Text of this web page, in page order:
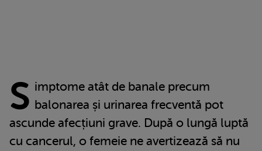
S imptome atât de banale precum
balonarea și urinarea frecventă pot
ascunde afecțiuni grave. După o lungă luptă
cu cancerul, o femeie ne avertizează să nu